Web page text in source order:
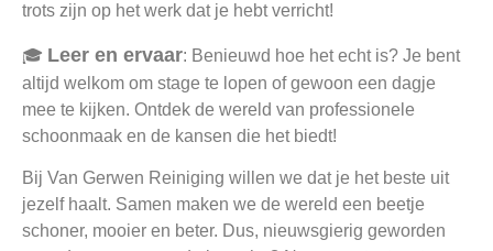
trots zijn op het werk dat je hebt verricht!
🎓 Leer en ervaar: Benieuwd hoe het echt is? Je bent
altijd welkom om stage te lopen of gewoon een dagje
mee te kijken. Ontdek de wereld van professionele
schoonmaak en de kansen die het biedt!
Bij Van Gerwen Reiniging willen we dat je het beste uit
jezelf haalt. Samen maken we de wereld een beetje
schoner, mooier en beter. Dus, nieuwsgierig geworden